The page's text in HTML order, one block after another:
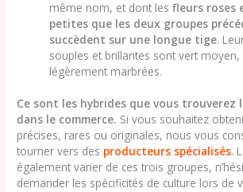
même nom, et dont lesfleurs roses
petites que les deux groupes
succèdent sur une longue tige.
souples et brillantes sont vert
légèrement marbrées.
Ce sont les hybrides que vous trouverez
dans le commerce. Si vous souhaitez
précises, rares ou originales, nous vous
tourner vers des producteurs spécialisés.
également varier de ces trois groupes,
demander les spécificités de culture lors de